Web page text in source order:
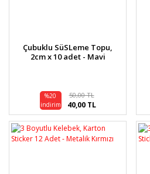
Çubuklu SüSLeme Topu,
2cm x 10 adet - Mavi
%20
indirim
50,00 TL
40,00 TL